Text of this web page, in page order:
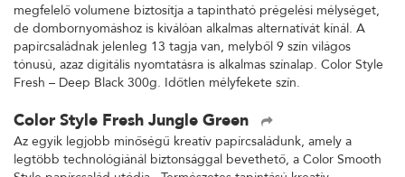
megfelelő volumene biztosítja a tapintható prégelési mélységet,
de dombornyomáshoz is kiválóan alkalmas alternatívát kínál. A
papírcsaládnak jelenleg 13 tagja van, melyből 9 szín világos
tónusú, azaz digitális nyomtatásra is alkalmas színalap. Color Style
Fresh – Deep Black 300g. Időtlen mélyfekete szín.
Color Style Fresh Jungle Green
Az egyik legjobb minőségű kreatív papírcsaládunk, amely a
legtöbb technológiánál biztonsággal bevethető, a Color Smooth